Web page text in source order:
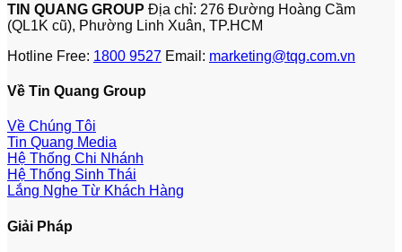
TIN QUANG GROUP Địa chỉ: 276 Đường Hoàng Cầm
(QL1K cũ), Phường Linh Xuân, TP.HCM
Hotline Free: 1800 9527 Email: marketing@tqg.com.vn
Về Tin Quang Group
Về Chúng Tôi
Tin Quang Media
Hệ Thống Chi Nhánh
Hệ Thống Sinh Thái
Lắng Nghe Từ Khách Hàng
Giải Pháp